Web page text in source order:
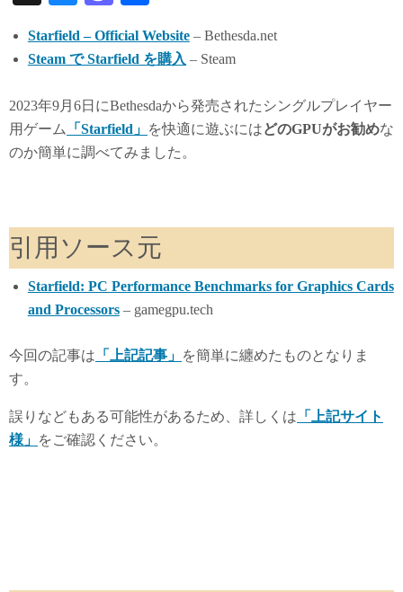
sk to
n
Starfield – Official Website– Bethesda.net
Steam で Starfield を購入 – Steam
2023年9月6日にBethesdaから発売されたシングルプレイヤー
用ゲーム
「Starfield」 を快適に遊ぶにはどのGPUがお勧めな
のか簡単に調べてみました。
引用ソース元
Starfield: PC Performance Benchmarks for Graphics Cards
and Processors– gamegpu.tech
今回の記事は 「上記記事」 を簡単に纏めたものとなりま
す。
誤りなどもある可能性があるため、詳しくは 「上記サイト
様」 をご確認ください。